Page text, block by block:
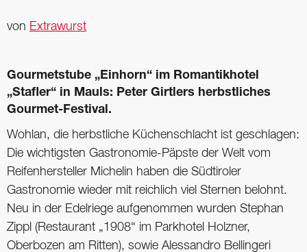
von Extrawurst
Gourmetstube „Einhorn“ im Romantikhotel
„Stafler“ in Mauls: Peter Girtlers herbstliches
Gourmet-Festival.
Wohlan, die herbstliche Küchenschlacht ist geschlagen:
Die wichtigsten Gastronomie-Päpste der Welt vom
Reifenhersteller Michelin haben die Südtiroler
Gastronomie wieder mit reichlich viel Sternen belohnt.
Neu in der Edelriege aufgenommen wurden Stephan
Zippl (Restaurant „1908“ im Parkhotel Holzner,
Oberbozen am Ritten), sowie Alessandro Bellingeri